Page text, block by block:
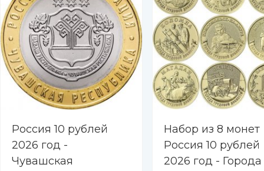
Россия 10 рублей
2026 год -
Чувашская
Набор из 8 монет
Россия 10 рублей
2026 год - Города